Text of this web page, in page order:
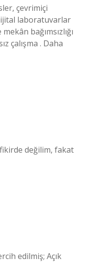
çevrimiçi
laboratuvarlar
bağımsızlığı
çalışma . Daha
değilim, fakat
edilmiş; Açık